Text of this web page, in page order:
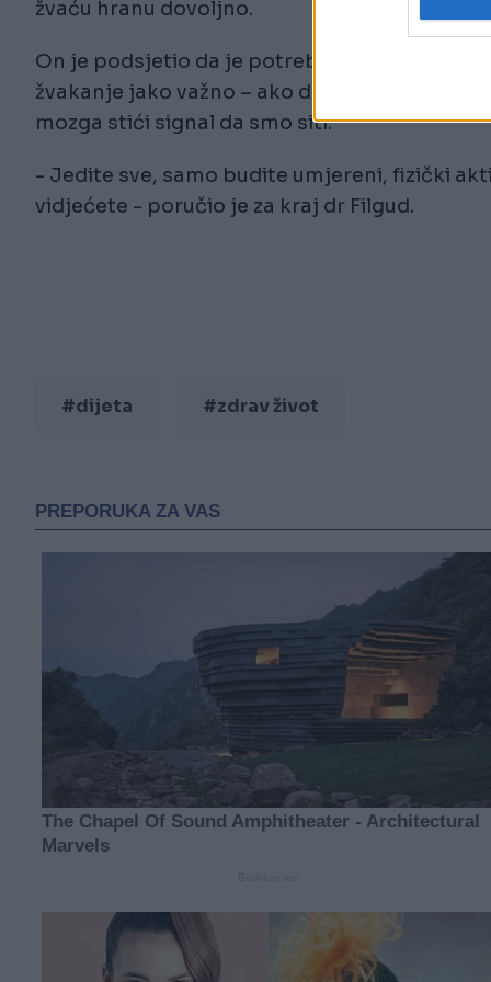
žvaću hranu dovoljno.
On je podsjetio da je potrebno oko 20
žvakanje jako važno – ako duže žvaćemo,
mozga stići signal da smo siti.
- Jedite sve, samo budite umjereni, fizički
vidjećete - poručio je za kraj dr Filgud.
#dijeta #zdrav život